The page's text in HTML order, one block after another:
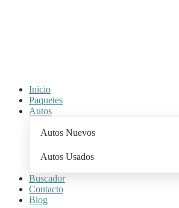
Inicio
Paquetes
Autos
Autos Nuevos
Autos Usados
Buscador
Contacto
Blog